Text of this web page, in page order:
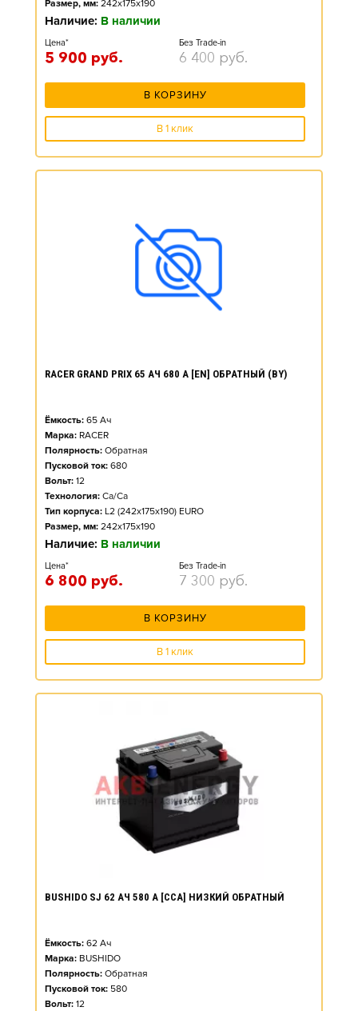
Размер, мм: 242x175x190
Наличие: В наличии
Цена*
5 900 руб.
Без Trade-in
6 400 руб.
В КОРЗИНУ
В 1 клик
RACER GRAND PRIX 65 АЧ 680 А [EN] ОБРАТНЫЙ (BY)
Ёмкость: 65 Ач
Марка: RACER
Полярность: Обратная
Пусковой ток: 680
Вольт: 12
Технология: Ca/Ca
Тип корпуса: L2 (242x175x190) EURO
Размер, мм: 242x175x190
Наличие: В наличии
Цена*
6 800 руб.
Без Trade-in
7 300 руб.
В КОРЗИНУ
В 1 клик
BUSHIDO SJ 62 АЧ 580 А [CCA] НИЗКИЙ ОБРАТНЫЙ
Ёмкость: 62 Ач
Марка: BUSHIDO
Полярность: Обратная
Пусковой ток: 580
Вольт: 12